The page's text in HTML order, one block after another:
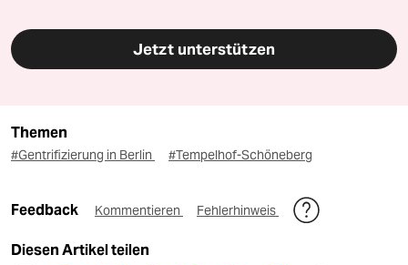
Jetzt unterstützen
Themen
#Gentrifizierung in Berlin #Tempelhof-Schöneberg
Feedback Kommentieren Fehlerhinweis
Diesen Artikel teilen